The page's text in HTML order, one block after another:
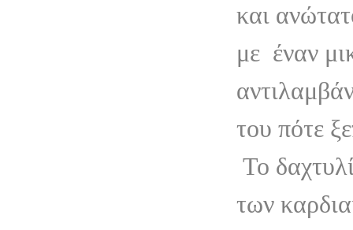
και
με έναν
του πότε
Το
των